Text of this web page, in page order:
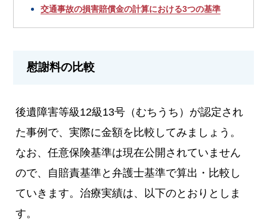
交通事故の損害賠償金の計算における3つの基準
慰謝料の比較
後遺障害等級12級13号（むちうち）が認定され
た事例で、実際に金額を比較してみましょう。
なお、任意保険基準は現在公開されていません
ので、自賠責基準と弁護士基準で算出・比較し
ていきます。治療実績は、以下のとおりとしま
す。